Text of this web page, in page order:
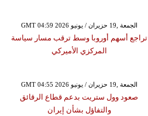
GMT 04:59 2026 الجمعة ,19 حزيران / يونيو
تراجع أسهم أوروبا وسط ترقب مسار سياسة
المركزي الأميركي
GMT 04:55 2026 الجمعة ,19 حزيران / يونيو
صعود وول ستريت بدعم قطاع الرقائق
والتفاؤل بشأن إيران